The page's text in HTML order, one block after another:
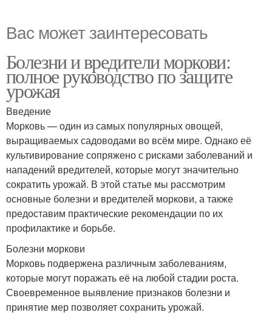
Вас может заинтересовать
Болезни и вредители моркови:
полное руководство по защите
урожая
Введение
Морковь — один из самых популярных овощей,
выращиваемых садоводами во всём мире. Однако её
культивирование сопряжено с рисками заболеваний и
нападений вредителей, которые могут значительно
сократить урожай. В этой статье мы рассмотрим
основные болезни и вредителей моркови, а также
предоставим практические рекомендации по их
профилактике и борьбе.
Болезни моркови
Морковь подвержена различным заболеваниям,
которые могут поражать её на любой стадии роста.
Своевременное выявление признаков болезни и
принятие мер позволяет сохранить урожай.